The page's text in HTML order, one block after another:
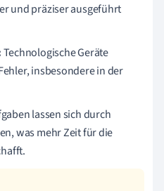
und präziser ausgeführt
Technologische Geräte
insbesondere in der
lassen sich durch
was mehr Zeit für die